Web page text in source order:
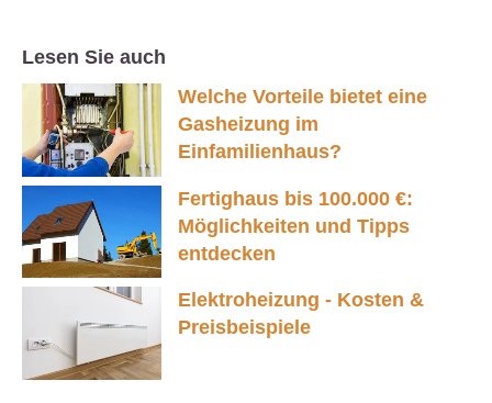
Lesen Sie auch
Welche Vorteile bietet eine
Gasheizung im
Einfamilienhaus?
Fertighaus bis 100.000 €:
Möglichkeiten und Tipps
entdecken
Elektroheizung - Kosten &
Preisbeispiele